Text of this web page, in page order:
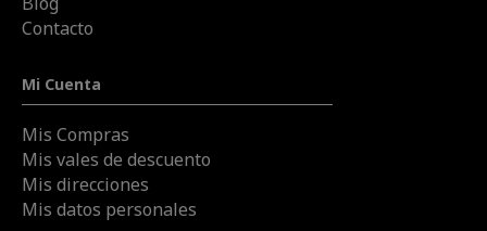
Contacto
Mi Cuenta
Mis Compras
Mis vales de descuento
Mis direcciones
Mis datos personales